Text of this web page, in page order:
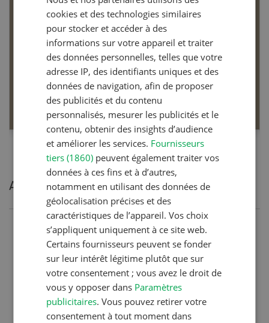
Dossier Articles biologiques
EN SAVOIR PLUS
Articles les plus lues
Production animale
Noms de vaches en Suisse :
liste de A à Z
Production animale
cookies et des technologies similaires
pour stocker et accéder à des
informations sur votre appareil et traiter
des données personnelles, telles que votre
adresse IP, des identifiants uniques et des
données de navigation, afin de proposer
des publicités et du contenu
personnalisés, mesurer les publicités et le
contenu, obtenir des insights d’audience
et améliorer les services. Fournisseurs
tiers (1860) peuvent également traiter vos
données à ces fins et à d’autres,
notamment en utilisant des données de
géolocalisation précises et des
caractéristiques de l’appareil. Vos choix
s’appliquent uniquement à ce site web.
Certains fournisseurs peuvent se fonder
sur leur intérêt légitime plutôt que sur
votre consentement ; vous avez le droit de
vous y opposer dans Paramètres
publicitaires. Vous pouvez retirer votre
consentement à tout moment dans